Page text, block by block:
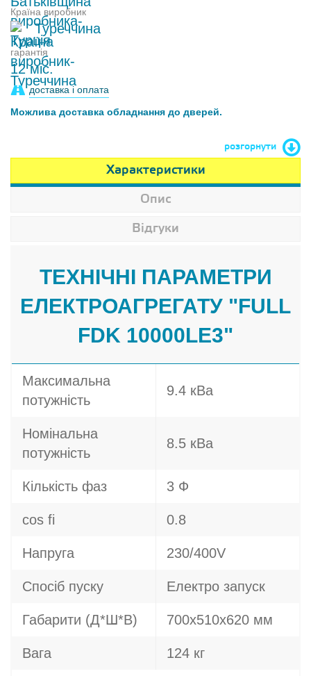
Країна виробник
Туреччина
гарантія
12 міс.
доставка і оплата
Можлива доставка обладнання до дверей.
розгорнути
Характеристики
Опис
Відгуки
ТЕХНІЧНІ ПАРАМЕТРИ
ЕЛЕКТРОАГРЕГАТУ "FULL
FDK 10000LE3"
Максимальна
потужність
9.4 кВа
Номінальна
потужність
8.5 кВа
Кількість фаз 3 Ф
cos fi 0.8
Напруга 230/400V
Спосіб пуску Електро запуск
Габарити (Д*Ш*В) 700x510x620 мм
Вага 124 кг